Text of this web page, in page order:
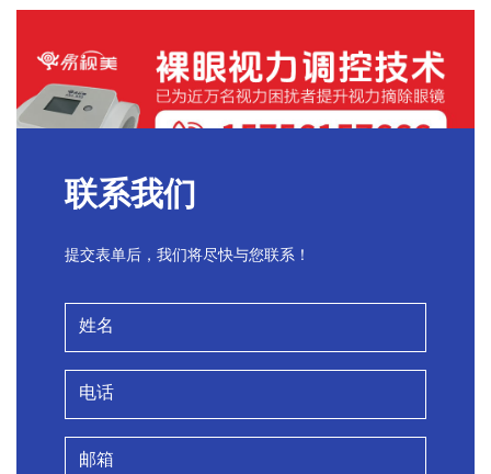
联系我们
提交表单后，我们将尽快与您联系！